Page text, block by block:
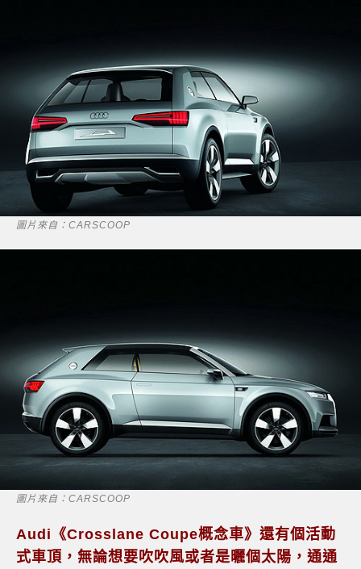
圖片來自：CARSCOOP
圖片來自：CARSCOOP
Audi《Crosslane Coupe概念車》還有個活動
式車頂，無論想要吹吹風或者是曬個太陽，通通